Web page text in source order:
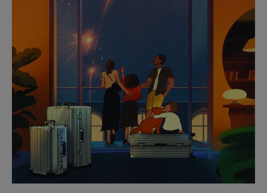
PAUSE
LE
SON